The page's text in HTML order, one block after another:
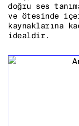
doğru ses
ve ötesinde
kaynaklarına
idealdir.